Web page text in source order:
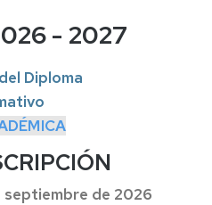
- 2027
Diploma
septiembre de 2026